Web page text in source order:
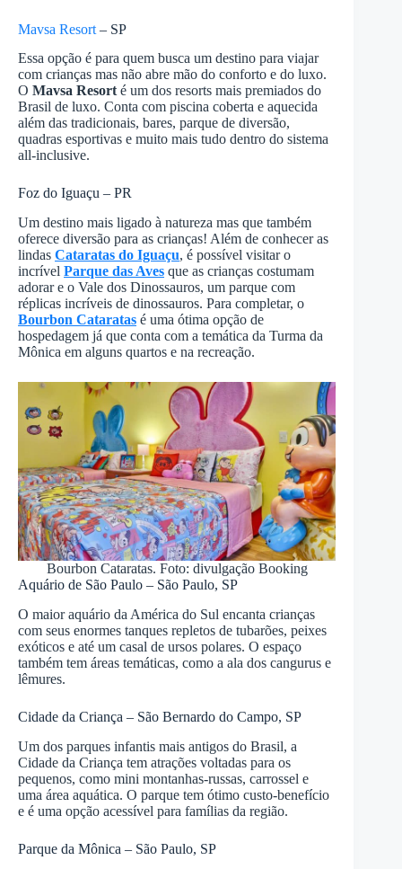
Mavsa Resort – SP
Essa opção é para quem busca um destino para viajar
com crianças mas não abre mão do conforto e do luxo.
O Mavsa Resort é um dos resorts mais premiados do
Brasil de luxo. Conta com piscina coberta e aquecida
além das tradicionais, bares, parque de diversão,
quadras esportivas e muito mais tudo dentro do sistema
all-inclusive.
Foz do Iguaçu – PR
Um destino mais ligado à natureza mas que também
oferece diversão para as crianças! Além de conhecer as
lindas Cataratas do Iguaçu, é possível visitar o
incrível Parque das Aves que as crianças costumam
adorar e o Vale dos Dinossauros, um parque com
réplicas incríveis de dinossauros. Para completar, o
Bourbon Cataratas é uma ótima opção de
hospedagem já que conta com a temática da Turma da
Mônica em alguns quartos e na recreação.
Bourbon Cataratas. Foto: divulgação Booking
Aquário de São Paulo – São Paulo, SP
O maior aquário da América do Sul encanta crianças
com seus enormes tanques repletos de tubarões, peixes
exóticos e até um casal de ursos polares. O espaço
também tem áreas temáticas, como a ala dos cangurus e
lêmures.
Cidade da Criança – São Bernardo do Campo, SP
Um dos parques infantis mais antigos do Brasil, a
Cidade da Criança tem atrações voltadas para os
pequenos, como mini montanhas-russas, carrossel e
uma área aquática. O parque tem ótimo custo-benefício
e é uma opção acessível para famílias da região.
Parque da Mônica – São Paulo, SP